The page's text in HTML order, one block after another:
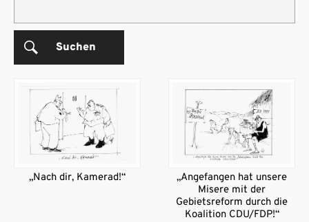
Suchen
„Nach dir, Kamerad!“
„Angefangen hat unsere
Misere mit der
Gebietsreform durch die
Koalition CDU/FDP!“